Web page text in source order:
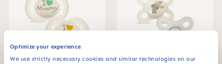
Optimize your experience
We use strictly necessary cookies and similar technologies on our